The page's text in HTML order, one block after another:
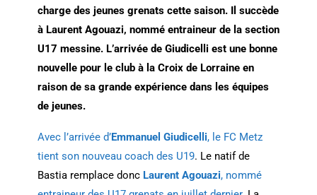
charge des jeunes grenats cette saison. Il succède
à Laurent Agouazi, nommé entraineur de la section
U17 messine. L’arrivée de Giudicelli est une bonne
nouvelle pour le club à la Croix de Lorraine en
raison de sa grande expérience dans les équipes
de jeunes.
Avec l’arrivée d’Emmanuel Giudicelli, le FC Metz
tient son nouveau coach des U19. Le natif de
Bastia remplace donc Laurent Agouazi, nommé